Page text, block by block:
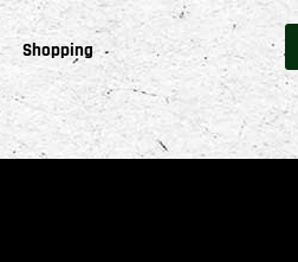
Shopping